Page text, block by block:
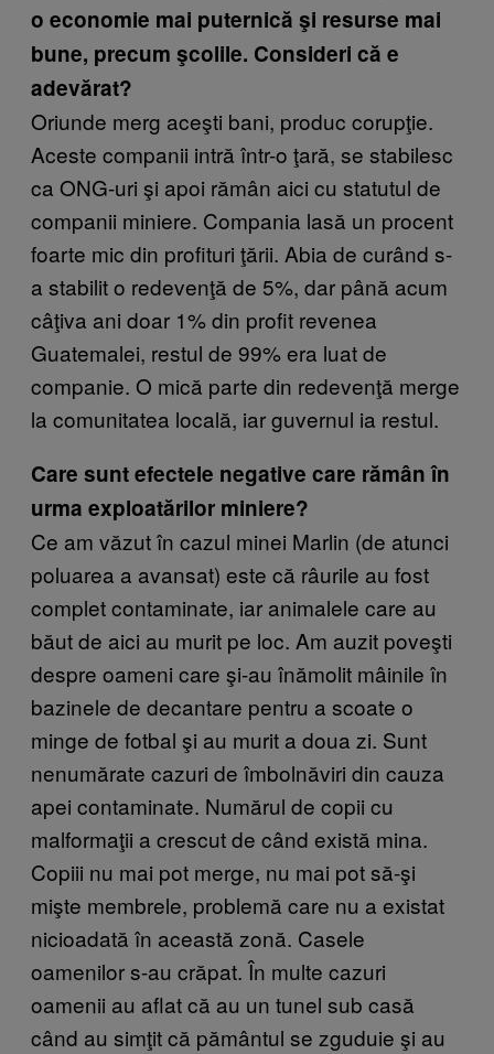
o economie mai puternică şi resurse mai
bune, precum şcolile. Consideri că e
adevărat?
Oriunde merg aceşti bani, produc corupţie.
Aceste companii intră într-o ţară, se stabilesc
ca ONG-uri şi apoi rămân aici cu statutul de
companii miniere. Compania lasă un procent
foarte mic din profituri ţării. Abia de curând s-
a stabilit o redevenţă de 5%, dar până acum
câţiva ani doar 1% din profit revenea
Guatemalei, restul de 99% era luat de
companie. O mică parte din redevenţă merge
la comunitatea locală, iar guvernul ia restul.
Care sunt efectele negative care rămân în
urma exploatărilor miniere?
Ce am văzut în cazul minei Marlin (de atunci
poluarea a avansat) este că râurile au fost
complet contaminate, iar animalele care au
băut de aici au murit pe loc. Am auzit poveşti
despre oameni care şi-au înămolit mâinile în
bazinele de decantare pentru a scoate o
minge de fotbal şi au murit a doua zi. Sunt
nenumărate cazuri de îmbolnăviri din cauza
apei contaminate. Numărul de copii cu
malformaţii a crescut de când există mina.
Copiii nu mai pot merge, nu mai pot să-şi
mişte membrele, problemă care nu a existat
nicioadată în această zonă. Casele
oamenilor s-au crăpat. În multe cazuri
oamenii au aflat că au un tunel sub casă
când au simţit că pământul se zguduie şi au